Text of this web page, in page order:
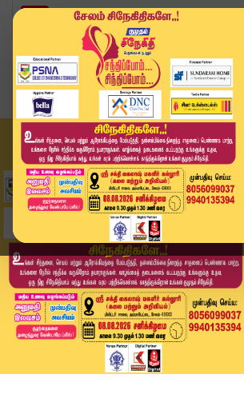
Home
வீடியோ ஸ்டோரி
சொகுசு கார் மோதி பறிபோன உயிர்..